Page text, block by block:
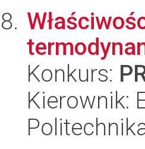
Konkurs:
Kierownik: